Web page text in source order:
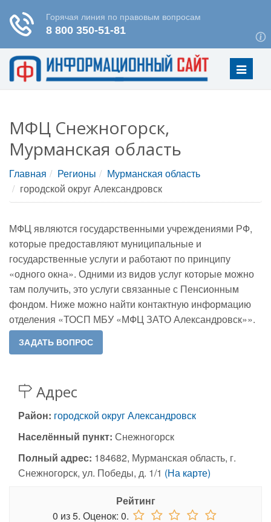
Меню
МФЦ Снежногорск,
Мурманская область
Главная Регионы
Мурманская область
городской округ Александровск
МФЦ являются государственными учреждениями РФ,
которые предоставляют муниципальные и
государственные услуги и работают по принципу
«одного окна». Одними из видов услуг которые можно
там получить, это услуги связанные с Пенсионным
фондом. Ниже можно найти контактную информацию
отделения «ТОСП МБУ «МФЦ ЗАТО Александровск»».
Адрес
Район: городской округ Александровск
Населённый пункт: Снежногорск
Полный адрес: 184682, Мурманская область, г.
Снежногорск, ул. Победы, д. 1/1 (На карте)
Рейтинг
0 из5. Оценок: 0.